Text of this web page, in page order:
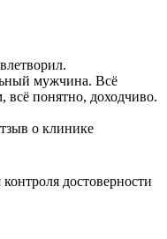
мужчина. Всё
всё понятно, доходчиво.
о клинике
достоверности